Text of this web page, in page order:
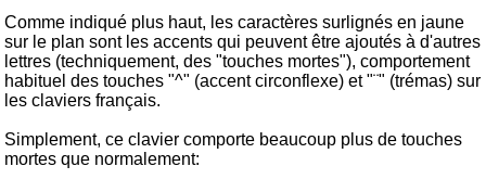
Comme indiqué plus haut, les caractères surlignés en jaune
sur le plan sont les accents qui peuvent être ajoutés à d'autres
lettres (techniquement, des "touches mortes"), comportement
habituel des touches "^" (accent circonflexe) et "¨" (trémas) sur
les claviers français.
Simplement, ce clavier comporte beaucoup plus de touches
mortes que normalement: